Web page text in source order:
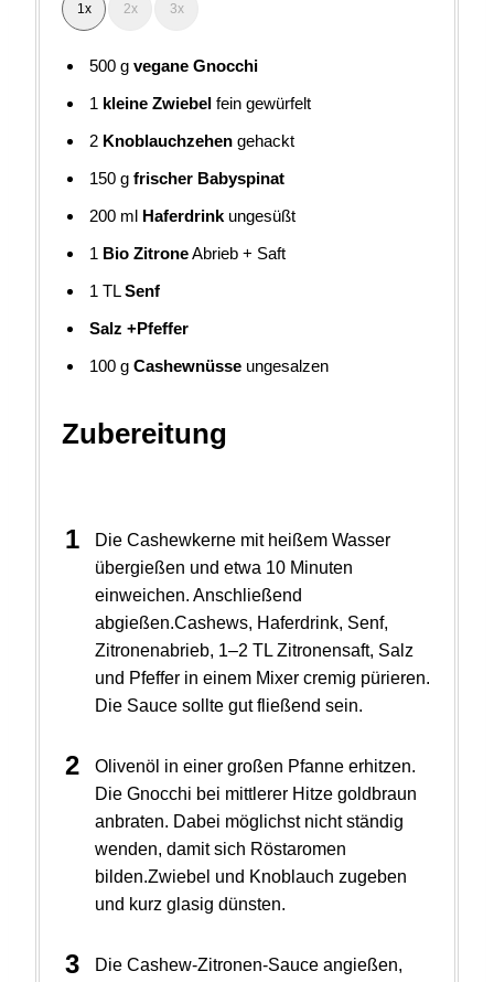
1x 2x 3x
500 g vegane Gnocchi
1 kleine Zwiebel fein gewürfelt
2 Knoblauchzehen gehackt
150 g frischer Babyspinat
200 ml Haferdrink ungesüßt
1 Bio ZitroneAbrieb + Saft
1 TL Senf
Salz +Pfeffer
100 g Cashewnüsse ungesalzen
Zubereitung
Die Cashewkerne mit heißem Wasser
übergießen und etwa 10 Minuten
einweichen. Anschließend
abgießen.Cashews, Haferdrink, Senf,
Zitronenabrieb, 1–2 TL Zitronensaft, Salz
und Pfeffer in einem Mixer cremig pürieren.
Die Sauce sollte gut fließend sein.
Olivenöl in einer großen Pfanne erhitzen.
Die Gnocchi bei mittlerer Hitze goldbraun
anbraten. Dabei möglichst nicht ständig
wenden, damit sich Röstaromen
bilden.Zwiebel und Knoblauch zugeben
und kurz glasig dünsten.
Die Cashew-Zitronen-Sauce angießen,